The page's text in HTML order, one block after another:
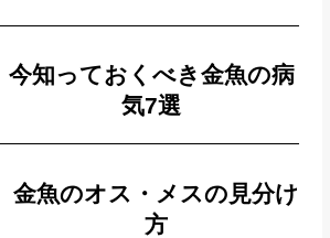
今知っておくべき金魚の病
気7選
金魚のオス・メスの見分け
方